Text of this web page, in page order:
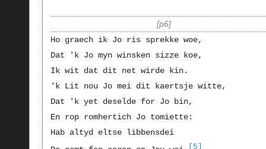
p6
Ho graech ik Jo ris sprekke woe,
Dat 'k Jo myn winsken sizze koe,
Ik wit dat dit net wirde kin.
'k Lit nou Jo mei dit kaertsje witte,
Dat 'k yet deselde for Jo bin,
En rop romhertich Jo tomiette:
Hab altyd eltse libbensdei
[5]